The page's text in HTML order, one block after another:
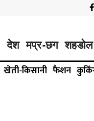
देश मप्र-छग शहडोल
खेती-किसानी फैशन